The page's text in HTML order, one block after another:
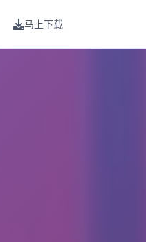
马上下载